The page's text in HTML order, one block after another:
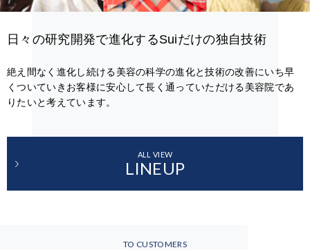
日々の研究開発で進化するSuiだけの独自技術
絶え間なく進化し続ける美容の科学の進化と技術の改善にいち早
くついていきお客様に安心して長く通っていただける美容院であ
りたいと考えています。
ALL VIEW
LINEUP
TO CUSTOMERS